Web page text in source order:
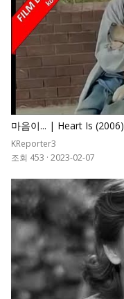
마음이... | Heart Is (2006)
KReporter3
조회 453 · 2023-02-07